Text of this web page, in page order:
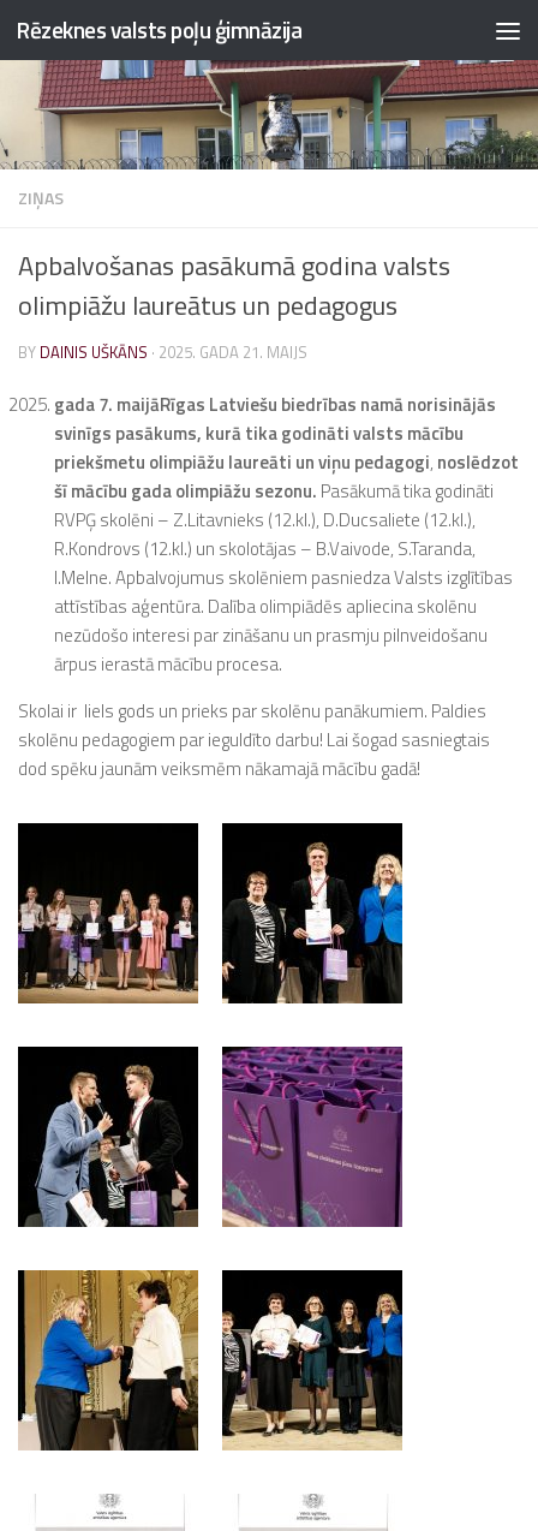
Skip to content
Rēzeknes valsts poļu ģimnāzija
ZIŅAS
Apbalvošanas pasākumā godina valsts
olimpiāžu laureātus un pedagogus
BY DAINIS UŠKĀNS · 2025. GADA 21. MAIJS
gada 7. maijāRīgas Latviešu biedrības namā norisinājās
svinīgs pasākums, kurā tika godināti valsts mācību
priekšmetu olimpiāžu laureāti un viņu pedagogi, noslēdzot
šī mācību gada olimpiāžu sezonu. Pasākumā tika godināti
RVPĢ skolēni – Z.Litavnieks (12.kl.), D.Ducsaliete (12.kl.),
R.Kondrovs (12.kl.) un skolotājas – B.Vaivode, S.Taranda,
I.Melne. Apbalvojumus skolēniem pasniedza Valsts izglītības
attīstības aģentūra. Dalība olimpiādēs apliecina skolēnu
nezūdošo interesi par zināšanu un prasmju pilnveidošanu
ārpus ierastā mācību procesa.
Skolai ir liels gods un prieks par skolēnu panākumiem. Paldies
skolēnu pedagogiem par ieguldīto darbu! Lai šogad sasniegtais
dod spēku jaunām veiksmēm nākamajā mācību gadā!